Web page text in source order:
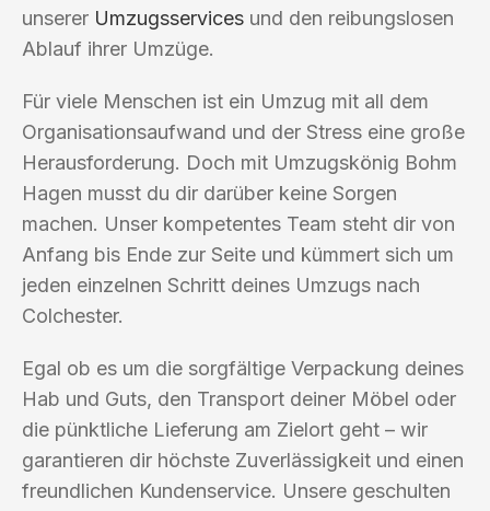
unserer Umzugsservices und den reibungslosen
Ablauf ihrer Umzüge.
Für viele Menschen ist ein Umzug mit all dem
Organisationsaufwand und der Stress eine große
Herausforderung. Doch mit Umzugskönig Bohm
Hagen musst du dir darüber keine Sorgen
machen. Unser kompetentes Team steht dir von
Anfang bis Ende zur Seite und kümmert sich um
jeden einzelnen Schritt deines Umzugs nach
Colchester.
Egal ob es um die sorgfältige Verpackung deines
Hab und Guts, den Transport deiner Möbel oder
die pünktliche Lieferung am Zielort geht – wir
garantieren dir höchste Zuverlässigkeit und einen
freundlichen Kundenservice. Unsere geschulten